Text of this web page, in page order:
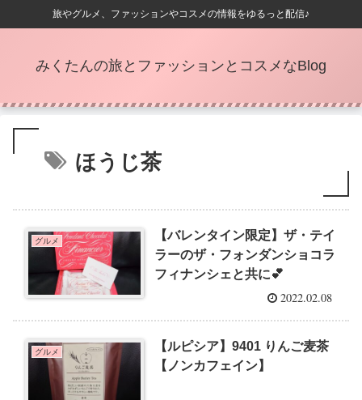
旅やグルメ、ファッションやコスメの情報をゆるっと配信♪
みくたんの旅とファッションとコスメなBlog
ほうじ茶
グルメ
【バレンタイン限定】ザ・テイ
ラーのザ・フォンダンショコラ
フィナンシェと共に💕
2022.02.08
グルメ
【ルピシア】9401 りんご麦茶
【ノンカフェイン】